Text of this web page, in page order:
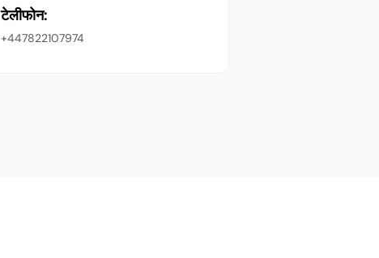
टेलीफोन:
+447822107974